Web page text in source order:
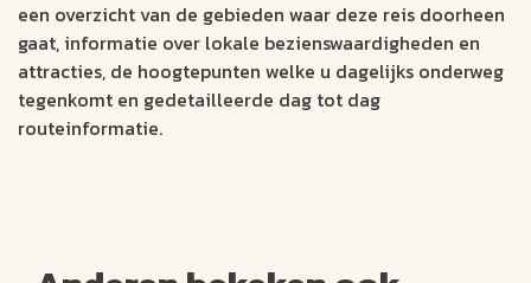
een overzicht van de gebieden waar deze reis doorheen
gaat, informatie over lokale bezienswaardigheden en
attracties, de hoogtepunten welke u dagelijks onderweg
tegenkomt en gedetailleerde dag tot dag
routeinformatie.